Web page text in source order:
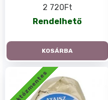
2 720Ft
Rendelhető
KOSÁRBA
Laktózmentes